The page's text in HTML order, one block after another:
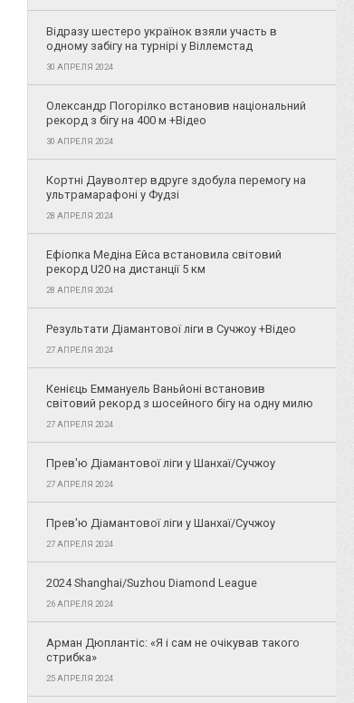
Відразу шестеро українок взяли участь в
одному забігу на турнірі у Віллемстад
30 АПРЕЛЯ 2024
Олександр Погорілко встановив національний
рекорд з бігу на 400 м +Відео
30 АПРЕЛЯ 2024
Кортні Дауволтер вдруге здобула перемогу на
ультрамарафоні у Фудзі
28 АПРЕЛЯ 2024
Ефіопка Медіна Ейса встановила світовий
рекорд U20 на дистанції 5 км
28 АПРЕЛЯ 2024
Результати Діамантової ліги в Сучжоу +Відео
27 АПРЕЛЯ 2024
Кенієць Еммануель Ваньйоні встановив
світовий рекорд з шосейного бігу на одну милю
27 АПРЕЛЯ 2024
Прев'ю Діамантової ліги у Шанхаї/Сучжоу
27 АПРЕЛЯ 2024
Прев'ю Діамантової ліги у Шанхаї/Сучжоу
27 АПРЕЛЯ 2024
2024 Shanghai/Suzhou Diamond League
26 АПРЕЛЯ 2024
Арман Дюплантіс: «Я і сам не очікував такого
стрибка»
25 АПРЕЛЯ 2024